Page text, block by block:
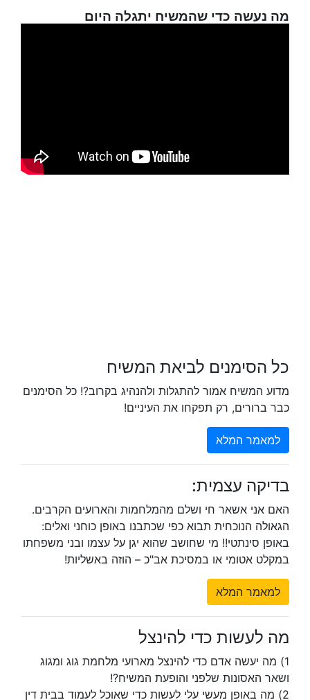
מה נעשה כדי שהמשיח יתגלה היום
כל הסימנים לביאת המשיח
מדוע המשיח אמור להתגלות ולהנהיג בקרוב?! כל הסימנים
כבר ברורים, רק תפקחו את העיניים!
למאמר המלא
בדיקה עצמית:
האם אני אשאר חי ושלם מהמלחמות והארועים הקרבים.
הגאולה הנוכחית תבוא כפי שכתבנו באופן כוחני ואלים:
באופן סינתטי!! מי שחושב שהוא יגן על עצמו ובני משפחתו
במקלט אטומי או במסיכת אב"כ – הוזה באשליות!
למאמר המלא
מה לעשות כדי להינצל
1) מה יעשה אדם כדי להינצל מארועי מלחמת גוג ומגוג
ושאר האסונות שלפני והופעת המשיח?!
2) מה באופן מעשי עלי לעשות כדי שאוכל לעמוד בבית דין